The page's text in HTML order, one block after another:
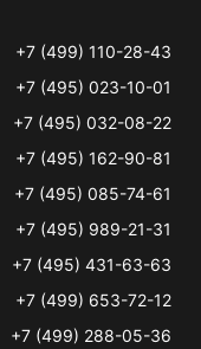
+7 (499) 110-28-43
+7 (495) 023-10-01
+7 (495) 032-08-22
+7 (495) 162-90-81
+7 (495) 085-74-61
+7 (495) 989-21-31
+7 (495) 431-63-63
+7 (499) 653-72-12
+7 (499) 288-05-36